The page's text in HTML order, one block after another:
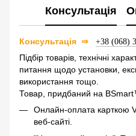
Консультація
Консультація ⇒ +38 (068)
Підбір товарів, технічні
питання щодо установки,
використання тощо.
Товар, придбаний на
Онлайн-оплата карткою
веб-сайті.